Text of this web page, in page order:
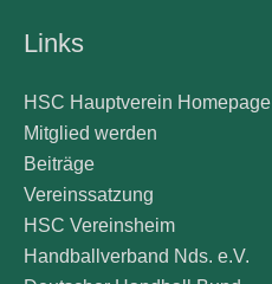
Links
HSC Hauptverein Homepage
Mitglied werden
Beiträge
Vereinssatzung
HSC Vereinsheim
Handballverband Nds. e.V.